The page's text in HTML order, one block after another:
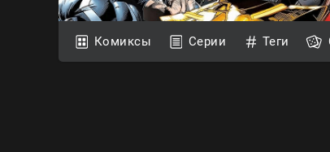
Комиксы Серии Теги